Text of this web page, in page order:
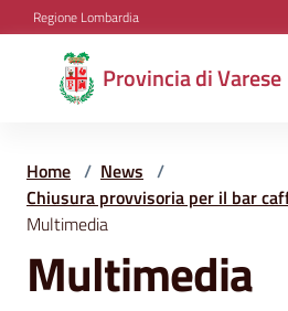
Vai al contenuto
Vai alla navigazione
Vai al footer
Regione Lombardia
Provincia di Varese
Provincia
di
Aree
tematiche
Home / News /
Chiusura provvisoria per il bar
Multimedia
Multimedia